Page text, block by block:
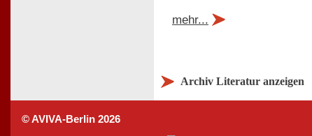
mehr...
Archiv Literatur anzeigen
© AVIVA-Berlin 2026